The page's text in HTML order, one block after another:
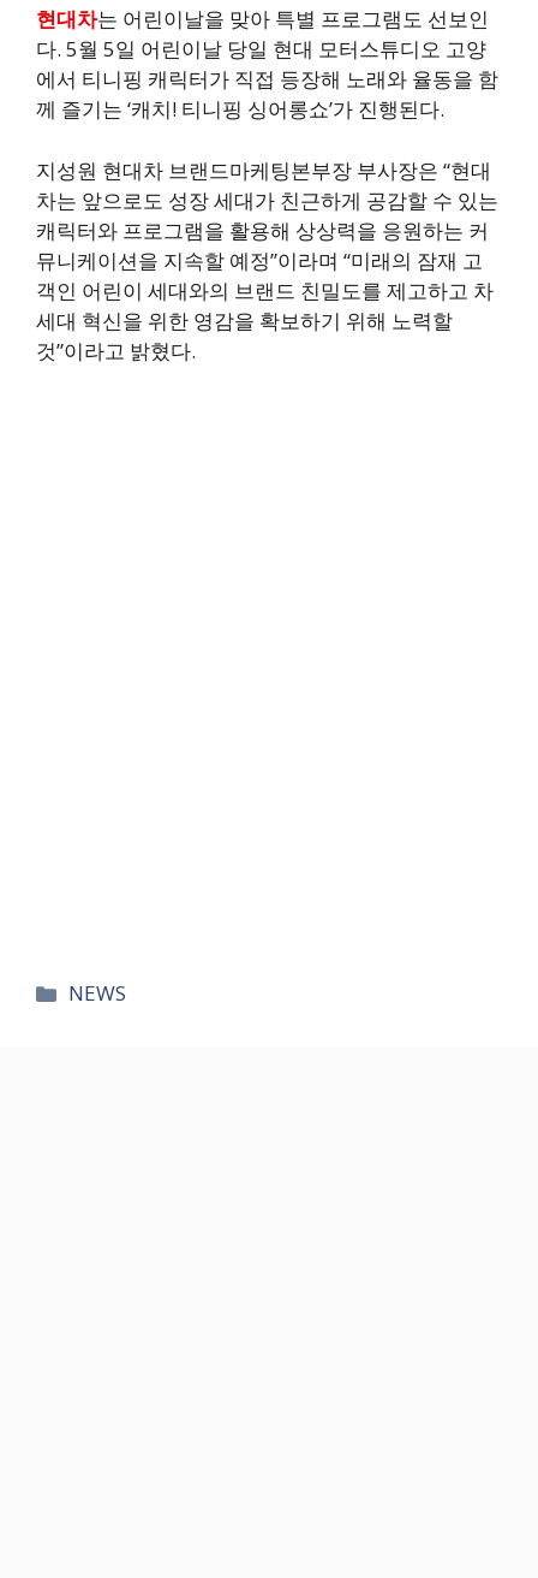
현대차는 어린이날을 맞아 특별 프로그램도 선보인
다. 5월 5일 어린이날 당일 현대 모터스튜디오 고양
에서 티니핑 캐릭터가 직접 등장해 노래와 율동을 함
께 즐기는 ‘캐치! 티니핑 싱어롱쇼’가 진행된다.
지성원 현대차 브랜드마케팅본부장 부사장은 “현대
차는 앞으로도 성장 세대가 친근하게 공감할 수 있는
캐릭터와 프로그램을 활용해 상상력을 응원하는 커
뮤니케이션을 지속할 예정”이라며 “미래의 잠재 고
객인 어린이 세대와의 브랜드 친밀도를 제고하고 차
세대 혁신을 위한 영감을 확보하기 위해 노력할
것”이라고 밝혔다.
카
NEWS